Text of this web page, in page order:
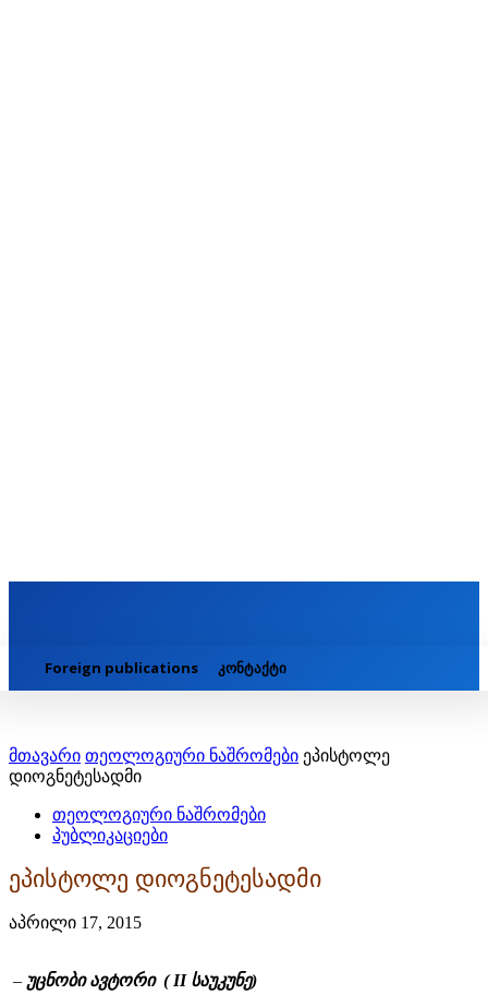
Foreign publications კონტაქტი
მთავარი თეოლოგიური ნაშრომები ეპისტოლე
დიოგნეტესადმი
თეოლოგიური ნაშრომები
პუბლიკაციები
ეპისტოლე დიოგნეტესადმი
აპრილი 17, 2015
– უცნობი ავტორი ( II საუკუნე)